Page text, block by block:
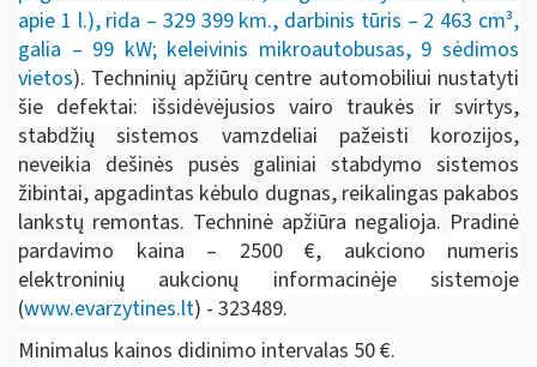
apie 1 l.), rida – 329 399 km., darbinis tūris – 2 463 cm³,
galia – 99 kW; keleivinis mikroautobusas, 9 sėdimos
vietos). Techninių apžiūrų centre automobiliui nustatyti
šie defektai: išsidėvėjusios vairo traukės ir svirtys,
stabdžių sistemos vamzdeliai pažeisti korozijos,
neveikia dešinės pusės galiniai stabdymo sistemos
žibintai, apgadintas kėbulo dugnas, reikalingas pakabos
lankstų remontas. Techninė apžiūra negalioja. Pradinė
pardavimo kaina – 2500 €, aukciono numeris
elektroninių aukcionų informacinėje sistemoje
(www.evarzytines.lt) - 323489.
Minimalus kainos didinimo intervalas 50 €.